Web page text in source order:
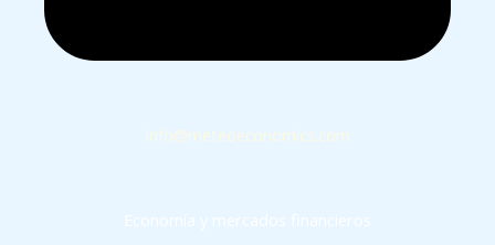
info@meteoeconomics.com